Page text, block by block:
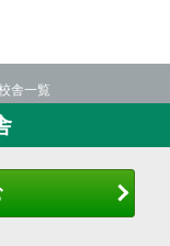
舎一覧